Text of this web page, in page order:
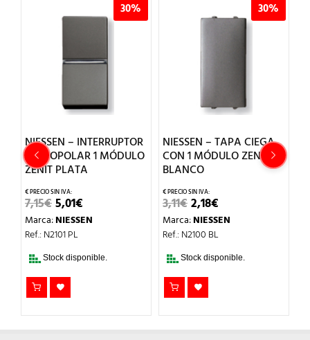
30%
NIESSEN – INTERRUPTOR
MONOPOLAR 1 MÓDULO
ZENIT PLATA
7,15€EL
PRECIO
ORIGINAL
ERA:
5,01€PRECIO
ACTUAL
Marca:NIESSEN
Ref.: N2101 PL
Stock disponible.
30%
NIESSEN – TAPA CIEGA
CON 1 MÓDULO ZENIT
BLANCO
3,11€EL
PRECIO
ORIGINAL
ERA:
2,18€PRECIO
ACTUAL
ES:
Marca:NIESSEN
Ref.: N2100 BL
Stock disponible.